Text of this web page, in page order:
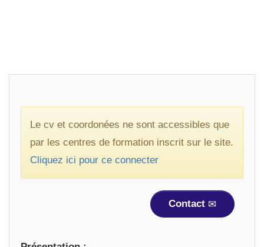
Le cv et coordonées ne sont accessibles que
par les centres de formation inscrit sur le site.
Cliquez ici pour ce connecter
Contact